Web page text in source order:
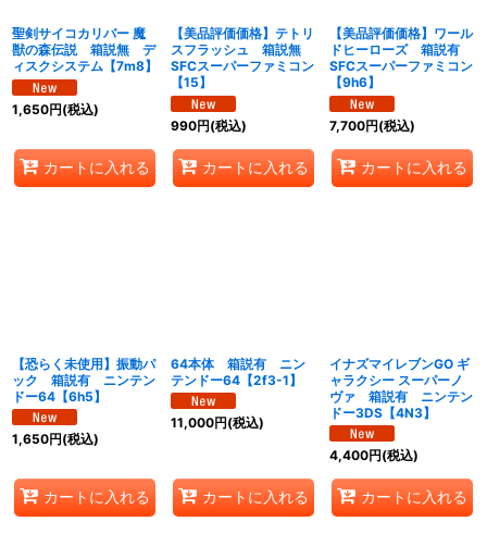
聖剣サイコカリバー 魔
獣の森伝説 箱説無 デ
ィスクシステム【7m8】
1,650円(税込)
カートに入れる
【美品評価価格】テトリ
スフラッシュ 箱説無
SFCスーパーファミコン
【15】
990円(税込)
カートに入れる
【美品評価価格】ワール
ドヒーローズ 箱説有
SFCスーパーファミコン
【9h6】
7,700円(税込)
カートに入れる
【恐らく未使用】振動パ
ック 箱説有 ニンテン
ドー64【6h5】
1,650円(税込)
カートに入れる
64本体 箱説有 ニン
テンドー64【2f3-1】
11,000円(税込)
カートに入れる
イナズマイレブンGO ギ
ャラクシー スーパーノ
ヴァ 箱説有 ニンテン
ドー3DS【4N3】
4,400円(税込)
カートに入れる